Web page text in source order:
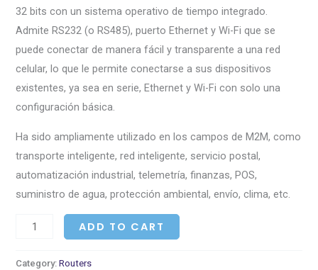
32 bits con un sistema operativo de tiempo integrado.
Admite RS232 (o RS485), puerto Ethernet y Wi-Fi que se
puede conectar de manera fácil y transparente a una red
celular, lo que le permite conectarse a sus dispositivos
existentes, ya sea en serie, Ethernet y Wi-Fi con solo una
configuración básica.
Ha sido ampliamente utilizado en los campos de M2M, como
transporte inteligente, red inteligente, servicio postal,
automatización industrial, telemetría, finanzas, POS,
suministro de agua, protección ambiental, envío, clima, etc.
ADD TO CART
Category:Routers